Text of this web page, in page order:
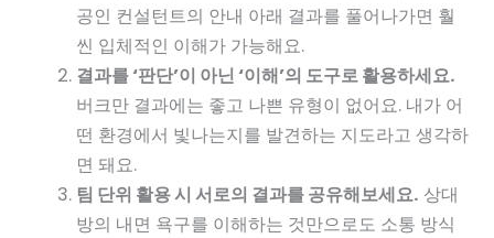
공인 컨설턴트의 안내 아래 결과를 풀어나가면 훨
씬 입체적인 이해가 가능해요.
결과를 ‘판단’이 아닌 ‘이해’의 도구로 활용하세요.
버크만 결과에는 좋고 나쁜 유형이 없어요. 내가 어
떤 환경에서 빛나는지를 발견하는 지도라고 생각하
면 돼요.
팀 단위 활용 시 서로의 결과를 공유해보세요. 상대
방의 내면 욕구를 이해하는 것만으로도 소통 방식